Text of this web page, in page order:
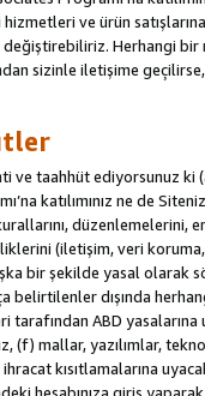
ve ürün
Herhangi
sizinle iletişime
ve taahhüt ediyorsunuz ki
katılımınız ne de
düzenlemelerini,
(iletişim, veri
bir şekilde yasal olarak
belirtilenler dışında
tarafından ABD
(f) mallar, yazılımlar,
kısıtlamalarına